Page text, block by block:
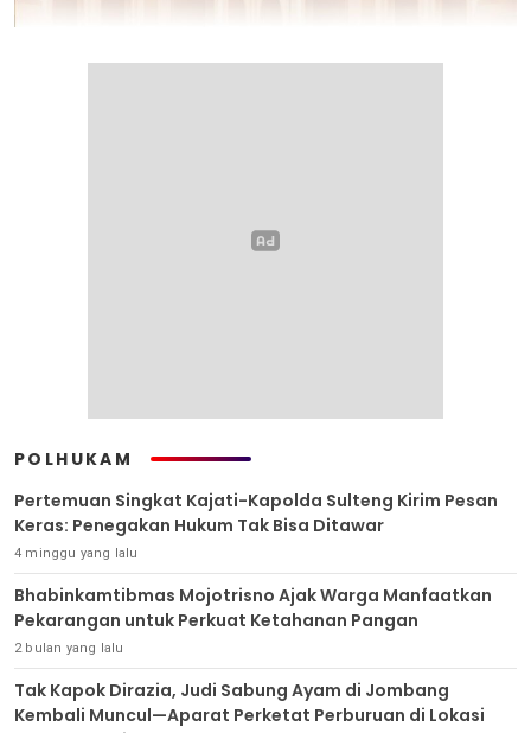
POLHUKAM
Pertemuan Singkat Kajati-Kapolda Sulteng Kirim Pesan
Keras: Penegakan Hukum Tak Bisa Ditawar
4 minggu yang lalu
Bhabinkamtibmas Mojotrisno Ajak Warga Manfaatkan
Pekarangan untuk Perkuat Ketahanan Pangan
2 bulan yang lalu
Tak Kapok Dirazia, Judi Sabung Ayam di Jombang
Kembali Muncul—Aparat Perketat Perburuan di Lokasi